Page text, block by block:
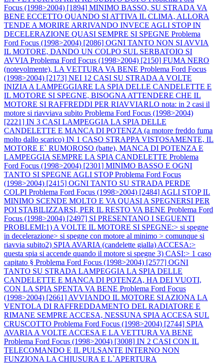
Focus (1998>2004) [1894] MINIMO BASSO, SU STRADA VA
BENE ECCETTO QUANDO SI ATTIVA IL CLIMA, ALLORA
TENDE A MORIRE ARRIVANDO INVECE AGLI STOP IN
DECELERAZIONE QUASI SEMPRE SI SPEGNE Problema
Ford Focus (1998>2004) [2086] OGNI TANTO NON SI AVVIA
IL MOTORE, DANDO UN COLPO SUL SERBATOIO SI
AVVIA Problema Ford Focus (1998>2004) [2150] FUMA NERO
(notevolmente), LA VETTURA VA BENE Problema Ford Focus
(1998>2004) [2173] NEI 12 CASI SU STRADA A VOLTE
INIZIA A LAMPEGGIARE LA SPIA DELLE CANDELETTE E
IL MOTORE SI SPEGNE, BISOGNA ATTENDERE CHE IL
MOTORE SI RAFFREDDI PER RIAVVIARLO nota: in 2 casi il
motore si riavviava subito Problema Ford Focus (1998>2004)
[2221] IN 3 CASI LAMPEGGIA LA SPIA DELLE
CANDELETTE E MANCA DI POTENZA (a motore freddo fuma
molto dallo scarico) IN 1 CASO STRAPPA VISTOSAMENTE, IL
MOTORE E` RUMOROSO (batte), MANCA DI POTENZA E
LAMPEGGIA SEMPRE LA SPIA CANDELETTE Problema
Ford Focus (1998>2004) [2301] MINIMO BASSO E OGNI
TANTO SI SPEGNE AGLI STOPProblema Ford Focus
(1998>2004) [2415] OGNI TANTO SU STRADA PERDE
COLPI Problema Ford Focus (1998>2004) [2484] AGLI STOP IL
MINIMO SCENDE MOLTO E VA QUASI A SPEGNERSI PER
POI STABILIZZARSI, PER IL RESTO VA BENE Problema Ford
Focus (1998>2004) [2497] SI PRESENTANO I SEGUENTI
PROBLEMI:1) A VOLTE IL MOTORE SI SPEGNE:> si spegne
in decelerazione> si spegne con motore al minimo > comunque si
riavvia subito2) SPIA AVARIA (candelette gialla) ACCESA:>
questa spia si accende quando il motore si spegne 3) CASI:> 1 caso
capitato § Problema Ford Focus (1998>2004) [2577] OGNI
TANTO SU STRADA LAMPEGGIA LA SPIA DELLE
CANDELETTE E MANCA DI POTENZA, HA DEI VUOTI,
CON LA SPIA SPENTA VA BENE Problema Ford Focus
(1998>2004) [2661] AVVIANDO IL MOTORE SI AZIONA LA
VENTOLA DI RAFFREDDAMENTO DEL RADIATORE E
RIMANE SEMPRE ACCESA, NESSUNA SPIA ACCESA SUL
CRUSCOTTO Problema Ford Focus (1998>2004) [2744] SPIA
AVARIA A VOLTE ACCESA E LA VETTURA VA BENE
Problema Ford Focus (1998>2004) [3008] IN 2 CASI CON IL
TELECOMANDO E IL PULSANTE INTERNO NON
FUNZIONA LA CHIUSURA E L`APERTURA